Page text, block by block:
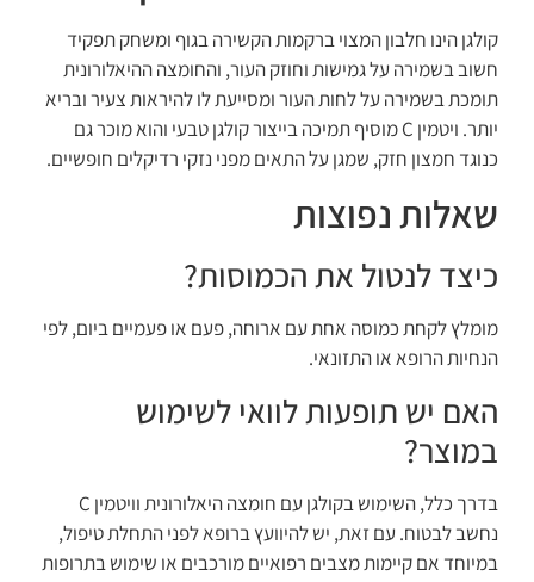
קולגן הינו חלבון המצוי ברקמות הקשירה בגוף ומשחק תפקיד
חשוב בשמירה על גמישות וחוזק העור, והחומצה ההיאלורונית
תומכת בשמירה על לחות העור ומסייעת לו להיראות צעיר ובריא
יותר. ויטמין C מוסיף תמיכה בייצור קולגן טבעי והוא מוכר גם
כנוגד חמצון חזק, שמגן על התאים מפני נזקי רדיקלים חופשיים.
שאלות נפוצות
כיצד לנטול את הכמוסות?
מומלץ לקחת כמוסה אחת עם ארוחה, פעם או פעמיים ביום, לפי
הנחיות הרופא או התזונאי.
האם יש תופעות לוואי לשימוש
במוצר?
בדרך כלל, השימוש בקולגן עם חומצה היאלורונית וויטמין C
נחשב לבטוח. עם זאת, יש להיוועץ ברופא לפני התחלת טיפול,
במיוחד אם קיימות מצבים רפואיים מורכבים או שימוש בתרופות